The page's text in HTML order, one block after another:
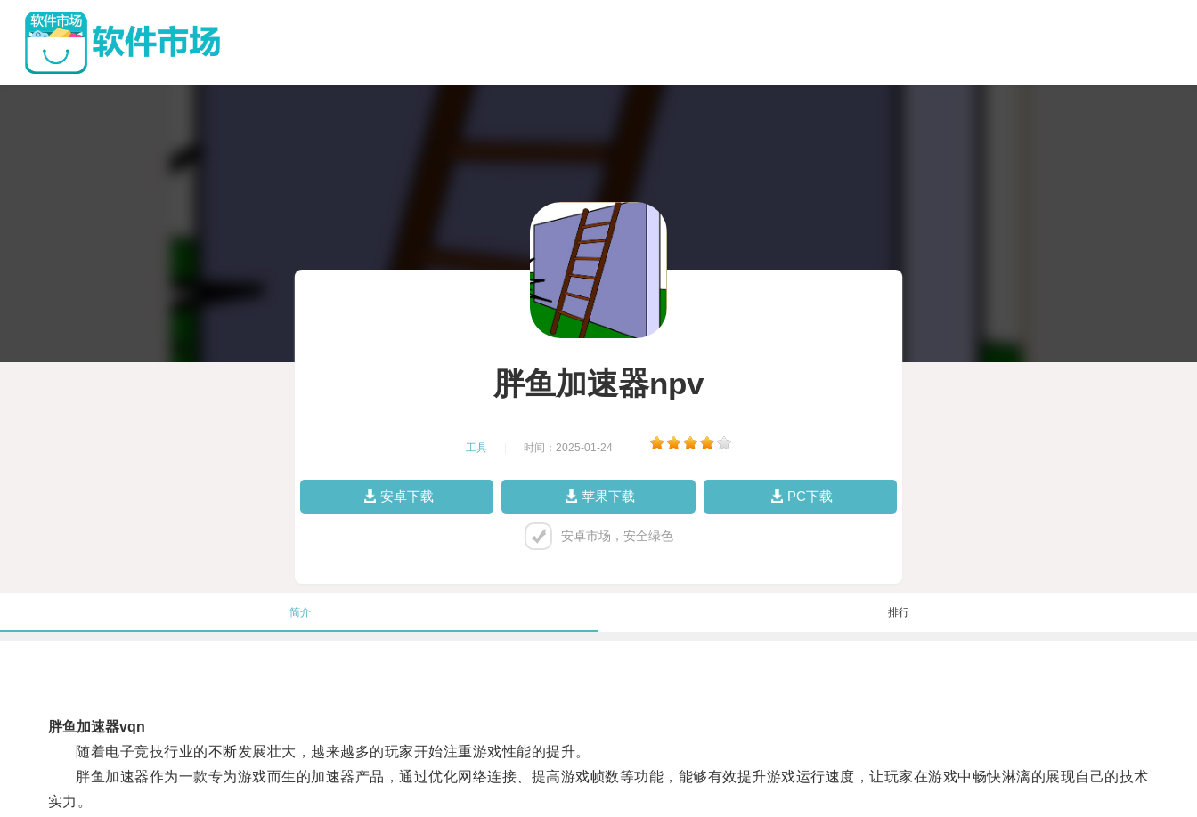
胖鱼加速器npv
工具 时间：2025-01-24
安卓下载 苹果下载 PC下载
安卓市场，安全绿色
简介 排行
胖鱼加速器vqn
随着电子竞技行业的不断发展壮大，越来越多的玩家开始注重游戏性能的提升。
胖鱼加速器作为一款专为游戏而生的加速器产品，通过优化网络连接、提高游戏帧数等功能，能够有效提升游戏运行速度，让玩家在游戏中畅快淋漓的展现自己的技术
实力。